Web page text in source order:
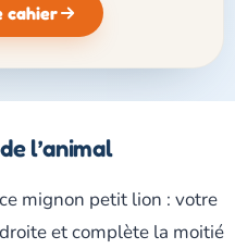
cahier
l’animal
mignon petit lion : votre
et complète la moitié